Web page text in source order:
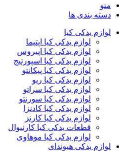
منو
دسته بندی ها
لوازم یدکی کیا
لوازم یدکی کیا اپتیما
لوازم یدکی کیا اپیروس
لوازم یدکی کیا اسپورتیج
لوازم یدکی کیا پیکانتو
لوازم یدکی کیا ریو
لوازم یدکی کیا سراتو
لوازم یدکی کیا سورنتو
لوازم یدکی کیا کادنزا
لوازم یدکی کیا کارنز
قطعات یدکی کیا کارنیوال
لوازم یدکی کیا موهاوی
لوازم یدکی هیوندای